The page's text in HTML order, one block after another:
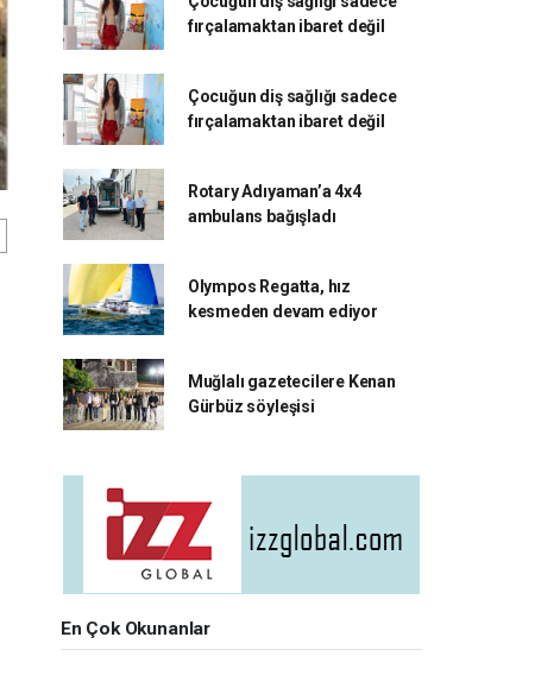
fırçalamaktan ibaret değil
Çocuğun diş sağlığı sadece
fırçalamaktan ibaret değil
Rotary Adıyaman’a 4x4
ambulans bağışladı
Olympos Regatta, hız
kesmeden devam ediyor
Muğlalı gazetecilere Kenan
Gürbüz söyleşisi
En Çok Okunanlar